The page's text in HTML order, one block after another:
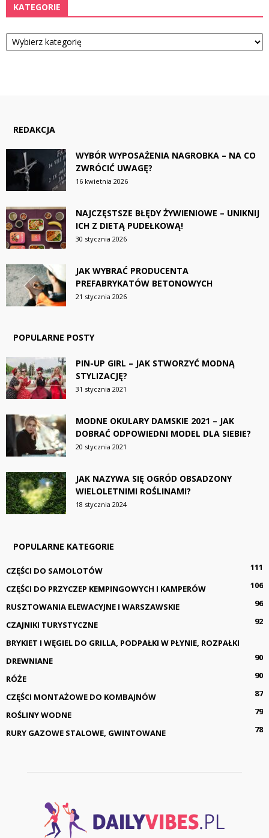
KATEGORIE
Kategorie
REDAKCJA
WYBÓR WYPOSAŻENIA NAGROBKA – NA CO
ZWRÓCIĆ UWAGĘ?
16 kwietnia 2026
NAJCZĘSTSZE BŁĘDY ŻYWIENIOWE – UNIKNIJ
ICH Z DIETĄ PUDEŁKOWĄ!
30 stycznia 2026
JAK WYBRAĆ PRODUCENTA
PREFABRYKATÓW BETONOWYCH
21 stycznia 2026
POPULARNE POSTY
PIN-UP GIRL – JAK STWORZYĆ MODNĄ
STYLIZACJĘ?
31 stycznia 2021
MODNE OKULARY DAMSKIE 2021 – JAK
DOBRAĆ ODPOWIEDNI MODEL DLA SIEBIE?
20 stycznia 2021
JAK NAZYWA SIĘ OGRÓD OBSADZONY
WIELOLETNIMI ROŚLINAMI?
18 stycznia 2024
POPULARNE KATEGORIE
CZĘŚCI DO SAMOLOTÓW
111
CZĘŚCI DO PRZYCZEP KEMPINGOWYCH I KAMPERÓW
106
RUSZTOWANIA ELEWACYJNE I WARSZAWSKIE
96
CZAJNIKI TURYSTYCZNE
92
BRYKIET I WĘGIEL DO GRILLA, PODPAŁKI W PŁYNIE, ROZPAŁKI
DREWNIANE
90
RÓŻE
90
CZĘŚCI MONTAŻOWE DO KOMBAJNÓW
87
ROŚLINY WODNE
79
RURY GAZOWE STALOWE, GWINTOWANE
78